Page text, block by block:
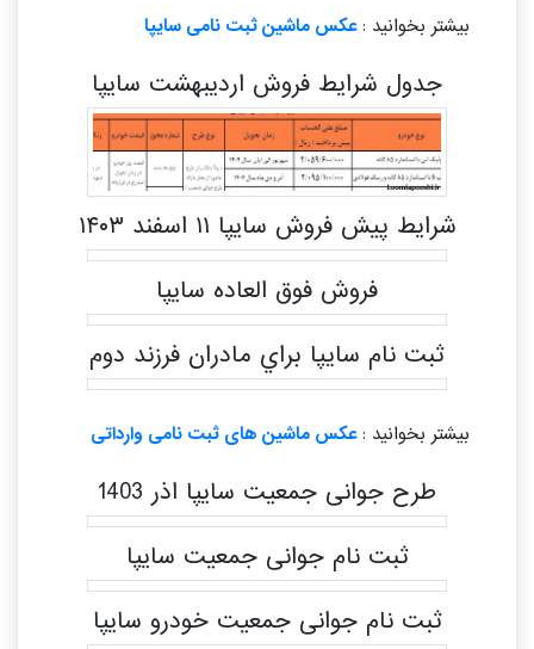
بیشتر بخوانید :عکس ماشین ثبت نامی سایپا
جدول شرایط فروش اردیبهشت سایپا
شرایط پیش فروش سایپا ۱۱ اسفند ۱۴۰۳
فروش فوق العاده سایپا
ثبت نام سايپا براي مادران فرزند دوم
بیشتر بخوانید :عکس ماشین های ثبت نامی وارداتی
طرح جوانی جمعیت سایپا اذر 1403
ثبت نام جوانی جمعیت سایپا
ثبت نام جوانی جمعیت خودرو سایپا